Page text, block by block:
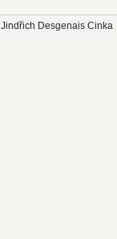
Jindřich Desgenais Cinka